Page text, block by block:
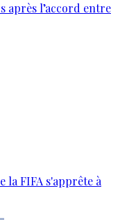
après l’accord entre
la FIFA s'apprête à